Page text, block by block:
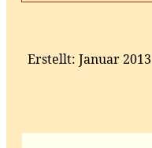
Erstellt: Januar 2013